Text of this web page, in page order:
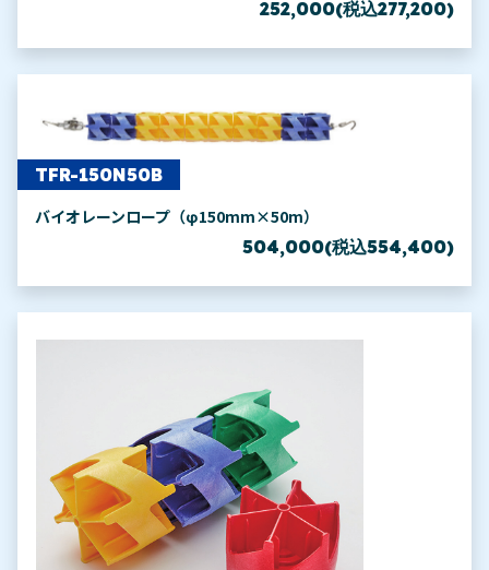
252,000(税込277,200)
TFR-150N50B
バイオレーンロープ（φ150mm×50m）
504,000(税込554,400)